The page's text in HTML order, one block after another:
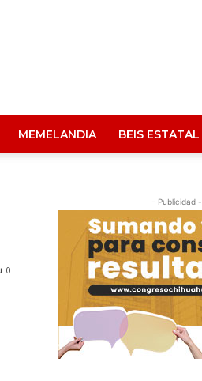
MEMELANDIA BEIS ESTATAL
0
- Publicidad -